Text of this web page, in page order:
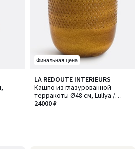
Финальная цена
LA REDOUTE INTERIEURS
Кашпо из глазурованной
терракоты Ø48 см, Lullya /
Луля
24000 ₽